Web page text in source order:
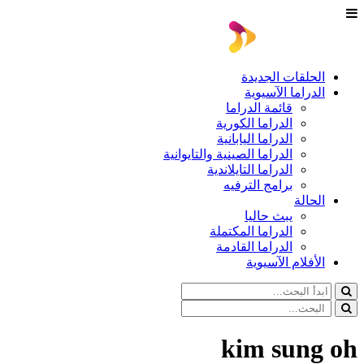
الحلقات الجديدة
الدراما الآسيوية
قائمة الدراما
الدراما الكورية
الدراما اليابانية
الدراما الصينية والتايوانية
الدراما التايلاندية
برامج الترفيه
الحالة
يبث حاليا
الدراما المكتملة
الدراما القادمة
الأفلام الآسيوية
kim sung oh